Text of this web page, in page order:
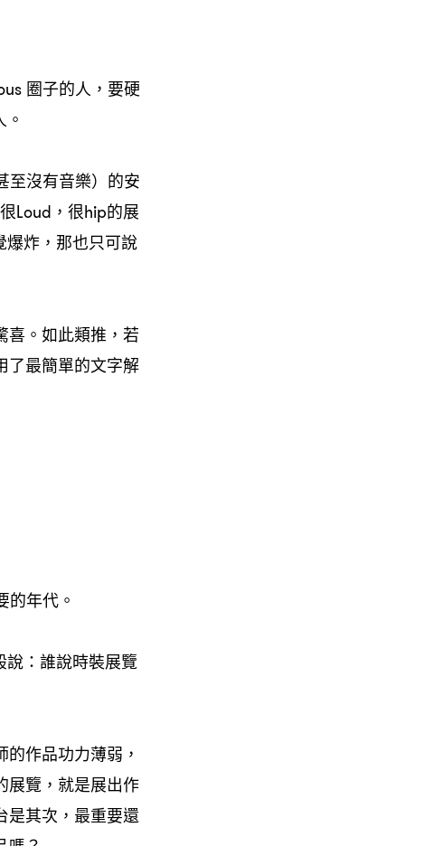
圈子的人，要硬
至沒有音樂）的安
Loud，很hip的展
爆炸，那也只可說
喜。如此類推，若
了最簡單的文字解
的年代。
說：誰說時裝展覽
作品功力薄弱，
展覽，就是展出作
是其次，最重要還